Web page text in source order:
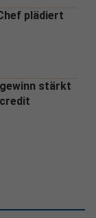
plädiert
stärkt